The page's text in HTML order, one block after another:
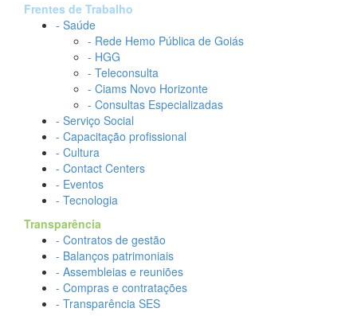
Frentes de Trabalho
- Saúde
- Rede Hemo Pública de Goiás
- HGG
- Teleconsulta
- Ciams Novo Horizonte
- Consultas Especializadas
- Serviço Social
- Capacitação profissional
- Cultura
- Contact Centers
- Eventos
- Tecnologia
Transparência
- Contratos de gestão
- Balanços patrimoniais
- Assembleias e reuniões
- Compras e contratações
- Transparência SES